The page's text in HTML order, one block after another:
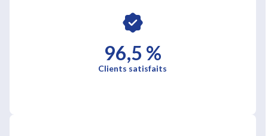
96,5 %
Clients satisfaits